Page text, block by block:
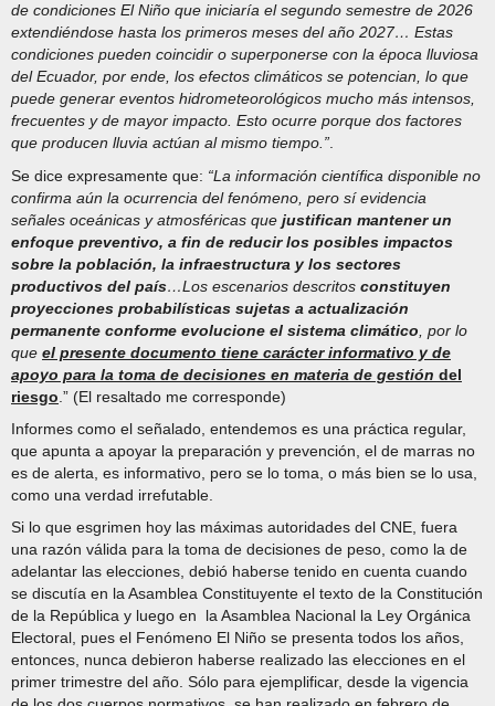
de condiciones El Niño que iniciaría el segundo semestre de 2026
extendiéndose hasta los primeros meses del año 2027… Estas
condiciones pueden coincidir o superponerse con la época lluviosa
del Ecuador, por ende, los efectos climáticos se potencian, lo que
puede generar eventos hidrometeorológicos mucho más intensos,
frecuentes y de mayor impacto. Esto ocurre porque dos factores
que producen lluvia actúan al mismo tiempo.”.
Se dice expresamente que: “La información científica disponible no
confirma aún la ocurrencia del fenómeno, pero sí evidencia
señales oceánicas y atmosféricas que justifican mantener un
enfoque preventivo, a fin de reducir los posibles impactos
sobre la población, la infraestructura y los sectores
productivos del país…Los escenarios descritos constituyen
proyecciones probabilísticas sujetas a actualización
permanente conforme evolucione el sistema climático , por lo
que el presente documento tiene carácter informativo y de
apoyo para la toma de decisiones en materia de gestión del
riesgo .” (El resaltado me corresponde)
Informes como el señalado, entendemos es una práctica regular,
que apunta a apoyar la preparación y prevención, el de marras no
es de alerta, es informativo, pero se lo toma, o más bien se lo usa,
como una verdad irrefutable.
Si lo que esgrimen hoy las máximas autoridades del CNE, fuera
una razón válida para la toma de decisiones de peso, como la de
adelantar las elecciones, debió haberse tenido en cuenta cuando
se discutía en la Asamblea Constituyente el texto de la Constitución
de la República y luego en la Asamblea Nacional la Ley Orgánica
Electoral, pues el Fenómeno El Niño se presenta todos los años,
entonces, nunca debieron haberse realizado las elecciones en el
primer trimestre del año. Sólo para ejemplificar, desde la vigencia